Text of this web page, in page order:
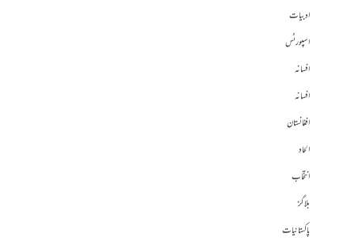
ادبیات
اسپورٹس
افسانہ
افسانہ
افغانستان
الحاد
انتخاب
بلاگز
پاکستانیات